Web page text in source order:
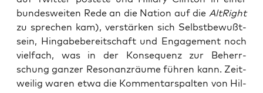
bun­des­wei­ten Rede an die Nati­on auf die Alt­Right
zu spre­chen kam), ver­stär­ken sich Selbst­be­wußt­
sein, Hin­ga­be­be­reit­schaft und Enga­ge­ment noch
viel­fach, was in der Kon­se­quenz zur Beherr­
schung gan­zer Reso­nanz­räu­me füh­ren kann. Zeit­
wei­lig waren etwa die Kom­men­tar­spal­ten von Hil­